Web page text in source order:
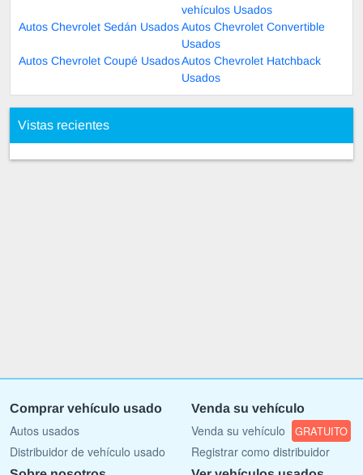
vehículos Usados
Autos Chevrolet Sedán UsadosAutos Chevrolet Convertible
Usados
Autos Chevrolet Coupé UsadosAutos Chevrolet Hatchback
Usados
Vistas recientes
Comprar vehículo usado
Autos usados
Distribuidor de vehículo usado
Venda su vehículo
Venda su vehículo GRATUITO
Registrar como distribuidor